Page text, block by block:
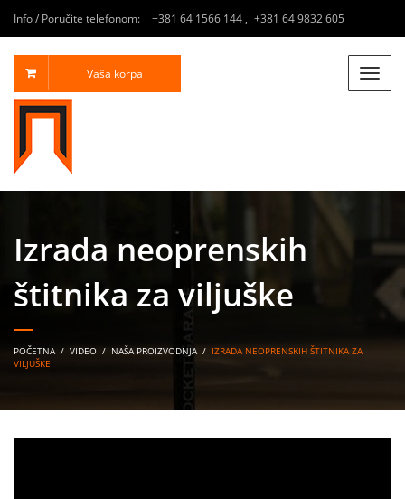
Info / Poručite telefonom: +381 64 1566 144 , +381 64 9832 605
Toggle
Vaša korpa
Izrada neoprenskih
štitnika za viljuške
POČETNA / VIDEO / NAŠA PROIZVODNJA / IZRADA NEOPRENSKIH ŠTITNIKA ZA
VILJUŠKE